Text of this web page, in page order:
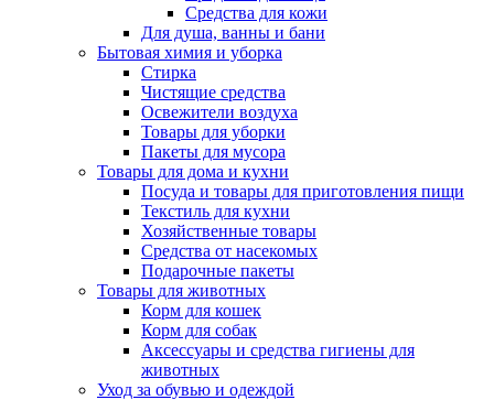
Средства для кожи
Для душа, ванны и бани
Бытовая химия и уборка
Стирка
Чистящие средства
Освежители воздуха
Товары для уборки
Пакеты для мусора
Товары для дома и кухни
Посуда и товары для приготовления пищи
Текстиль для кухни
Хозяйственные товары
Средства от насекомых
Подарочные пакеты
Товары для животных
Корм для кошек
Корм для собак
Аксессуары и средства гигиены для
животных
Уход за обувью и одеждой